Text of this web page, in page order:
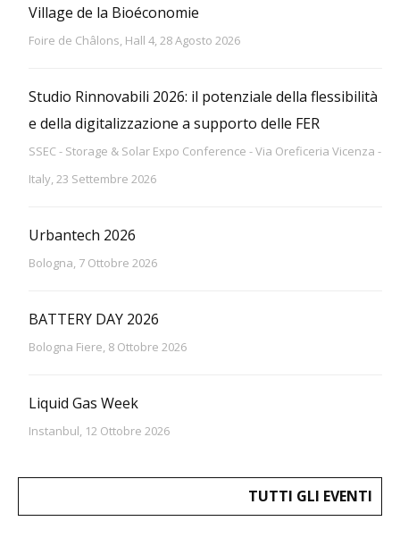
Village de la Bioéconomie
Foire de Châlons, Hall 4, 28 Agosto 2026
Studio Rinnovabili 2026: il potenziale della flessibilità
e della digitalizzazione a supporto delle FER
SSEC - Storage & Solar Expo Conference - Via Oreficeria Vicenza -
Italy, 23 Settembre 2026
Urbantech 2026
Bologna, 7 Ottobre 2026
BATTERY DAY 2026
Bologna Fiere, 8 Ottobre 2026
Liquid Gas Week
Instanbul, 12 Ottobre 2026
TUTTI GLI EVENTI